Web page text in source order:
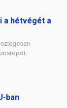
a hétvégét a
ban